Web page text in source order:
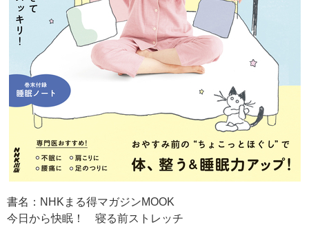
書名：NHKまる得マガジンMOOK
今日から快眠！ 寝る前ストレッチ